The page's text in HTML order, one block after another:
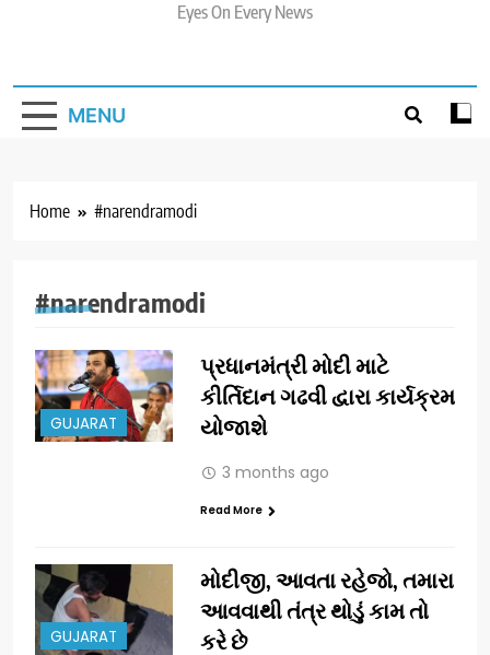
Eyes On Every News
MENU
Home #narendramodi
#narendramodi
GUJARAT
પ્રધાનમંત્રી મોદી માટે
કીર્તિદાન ગઢવી દ્વારા કાર્યક્રમ
યોજાશે
3 months ago
Read More
GUJARAT
મોદીજી, આવતા રહેજો, તમારા
આવવાથી તંત્ર થોડું કામ તો
કરે છે